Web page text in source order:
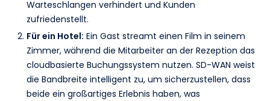
Warteschlangen verhindert und Kunden
zufriedenstellt.
Für ein Hotel: Ein Gast streamt einen Film in seinem
Zimmer, während die Mitarbeiter an der Rezeption das
cloudbasierte Buchungssystem nutzen. SD-WAN weist
die Bandbreite intelligent zu, um sicherzustellen, dass
beide ein großartiges Erlebnis haben, was